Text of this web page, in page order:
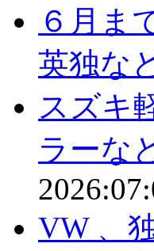
６月ま
英独な
スズキ
ラーな
VW 、